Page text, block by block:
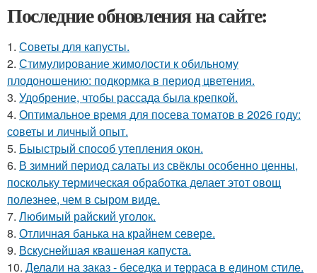
Последние обновления на сайте:
1. Советы для капусты.
2. Стимулирование жимолости к обильному
плодоношению: подкормка в период цветения.
3. Удобрение, чтобы рассада была крепкoй.
4. Оптимальное время для посева томатов в 2026 году:
советы и личный опыт.
5. Быыстрый способ утепления окон.
6. В зимний период салаты из свёклы особенно ценны,
поскольку термическая обработка делает этот овощ
полезнее, чем в сыром виде.
7. Любимый райский уголок.
8. Отличная банька на крайнем севере.
9. Вскуснейшая квашеная капуста.
10. Делали на заказ - беседка и терраса в едином стиле.